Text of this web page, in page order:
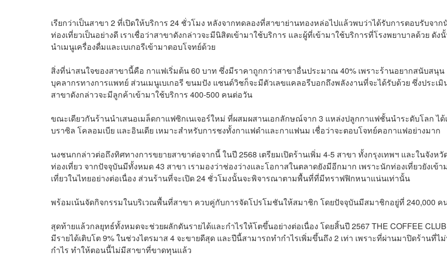
เรียกว่าเป็นสาขา 2 ที่เปิดให้บริการ 24 ชั่วโมง หลังจากทดลองที่สาขาย่านทองหล่อไปแล้วพบว่าได้รับการตอบรับจาก
ท่องเที่ยวเป็นอย่างดี เราเชื่อว่าสาขาดังกล่าวจะมีนิสิตเข้ามาใช้บริการ และผู้ที่เข้ามาใช้บริการที่โรงพยาบาลด้วย ดัง
นำเมนูเครื่องดื่มและเบเกอรีเข้ามาตอบโจทย์ด้วย
สิ่งที่น่าสนใจของสาขานี้คือ กาแฟเริ่มต้น 60 บาท ซึ่งมีราคาถูกกว่าสาขาอื่นประมาณ 40% เพราะร้านอยากสนับสนุน
บุคลากรทางการแพทย์ ส่วนเมนูเบเกอรี ขนมปัง แซนด์วิชก็จะมีตัวเลขแคลอรีบอกถึงพลังงานที่จะได้รับด้วย ซึ่งประเมิ
สาขาดังกล่าวจะมีลูกค้าเข้ามาใช้บริการ 400-500 คนต่อวัน
ขณะเดียวกันร้านนำเสนอเมล็ดกาแฟซิกเนเจอร์ใหม่ ที่ผสมผสานเอกลักษณ์จาก 3 แหล่งปลูกกาแฟชั้นนำระดับโลก ไ
บราซิล โคลอมเบีย และอินเดีย เหมาะสำหรับการชงทั้งกาแฟดำและกาแฟนม เชื่อว่าจะตอบโจทย์คอกาแฟอย่างมาก
นงชนกกล่าวต่อถึงทิศทางการขยายสาขาต่อจากนี้ ในปี 2568 เตรียมเปิดร้านเพิ่ม 4-5 สาขา ทั้งกรุงเทพฯ และในจังหวั
ท่องเที่ยว จากปัจจุบันมีทั้งหมด 43 สาขา เรามองว่าช่องว่างและโอกาสในตลาดยังมีอีกมาก เพราะนักท่องเที่ยวยังเข้า
เที่ยวในไทยอย่างต่อเนื่อง ส่วนร้านที่จะเปิด 24 ชั่วโมงนั้นจะพิจารณาตามพื้นที่ที่มีทราฟฟิกหนาแน่นเท่านั้น
พร้อมเน้นจัดกิจกรรมในบริเวณพื้นที่สาขา ควบคู่กับการจัดโปรโมชันให้สมาชิก โดยปัจจุบันมีสมาชิกอยู่ที่ 240,000 ค
สุดท้ายแล้วกลยุทธ์ทั้งหมดจะช่วยผลักดันรายได้และกำไรให้โตขึ้นอย่างต่อเนื่อง โดยสิ้นปี 2567 THE COFFEE
มีรายได้เติบโต 9% ในช่วงไตรมาส 4 จะขายดีสุด และปีนี้สามารถทำกำไรเพิ่มขึ้นถึง 2 เท่า เพราะที่ผ่านมาปิดร้านที่ไ
กำไร ทำให้ตอนนี้ไม่มีสาขาที่ขาดทุนแล้ว